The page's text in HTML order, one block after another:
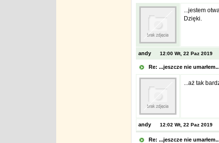
...jestem
Dzięki.
andy 12:00 Wt, 22 Paz 2019
Re: ...jeszcze nie
...aż tak
andy 12:02 Wt, 22 Paz 2019
Re: ...jeszcze nie